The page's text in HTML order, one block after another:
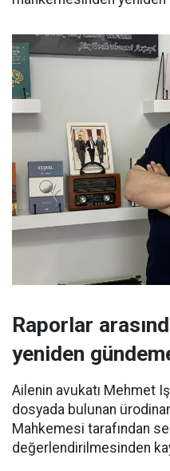
Raporlar
yeniden
Ailenin avukatı Mehmet
dosyada bulunan
Mahkemesi tarafından
değerlendirilmesinden